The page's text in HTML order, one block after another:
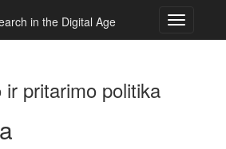
Toggle
in the Digital Age
ir pritarimo politika